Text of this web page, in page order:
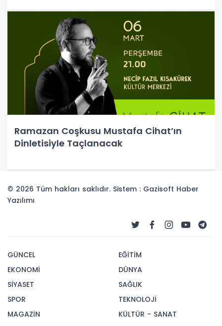
Ramazan Coşkusu Mustafa Cihat’ın
Dinletisiyle Taçlanacak
© 2026 Tüm hakları saklıdır. Sistem : Gazisoft Haber
Yazılımı
GÜNCEL
EKONOMİ
SİYASET
SPOR
MAGAZİN
EĞİTİM
DÜNYA
SAĞLIK
TEKNOLOJİ
KÜLTÜR - SANAT